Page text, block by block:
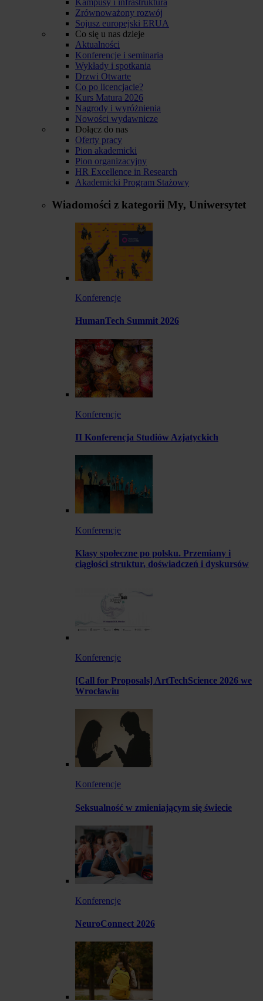
Zrównoważony rozwój
Sojusz europejski ERUA
Co się u nas dzieje
Aktualności
Konferencje i seminaria
Wykłady i spotkania
Drzwi Otwarte
Co po licencjacie?
Kurs Matura 2026
Nagrody i wyróżnienia
Nowości wydawnicze
Dołącz do nas
Oferty pracy
Pion akademicki
Pion organizacyjny
HR Excellence in Research
Akademicki Program Stażowy
Wiadomości z kategorii My, Uniwersytet
Konferencje
HumanTech Summit 2026
Konferencje
II Konferencja Studiów Azjatyckich
Konferencje
Klasy społeczne po polsku. Przemiany i
ciągłości struktur, doświadczeń i dyskursów
Konferencje
[Call for Proposals] ArtTechScience 2026 we
Wrocławiu
Konferencje
Seksualność w zmieniającym się świecie
Konferencje
NeuroConnect 2026